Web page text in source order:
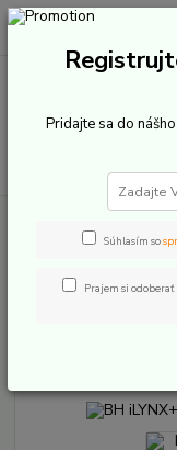
+421 907 20 22 33
ENDURO CARBON 9.7
BH iLYNX+
Pridajte sa do nášho
Súhlasím so
Prajem si